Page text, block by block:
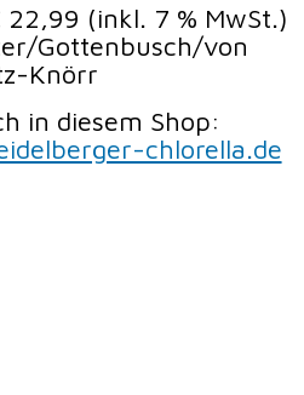
22,99 (inkl. 7 % MwSt.)
Gottenbusch/von
Knörr
in diesem Shop:
chlorella.de